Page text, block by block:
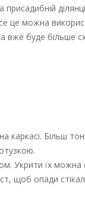
це можна
вже буде більше
Більш
Укрити їх
щоб опади